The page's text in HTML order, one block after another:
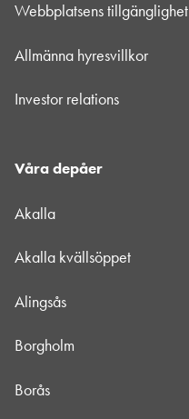
Webbplatsens tillgänglighet
Allmänna hyresvillkor
Investor relations
Våra depåer
Akalla
Akalla kvällsöppet
Alingsås
Borgholm
Borås